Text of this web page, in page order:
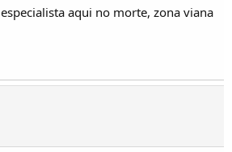
aqui no morte, zona viana